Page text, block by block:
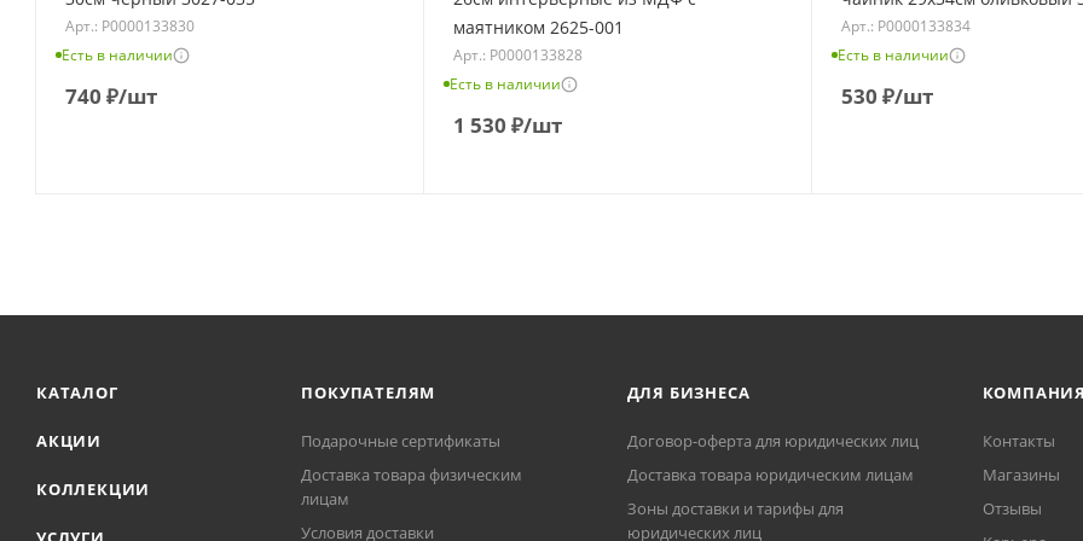
Арт.: Р0000133830
Есть в наличии
740 ₽/шт
маятником 2625-001
Арт.: Р0000133828
Есть в наличии
1 530 ₽/шт
Арт.: Р0000133834
Есть в наличии
530 ₽/шт
КАТАЛОГ
АКЦИИ
КОЛЛЕКЦИИ
ПОКУПАТЕЛЯМ
Подарочные сертификаты
Доставка товара физическим
лицам
Условия доставки
ДЛЯ БИЗНЕСА
Договор-оферта для юридических лиц
Доставка товара юридическим лицам
Зоны доставки и тарифы для
юридических лиц
КОМПАНИЯ
Контакты
Магазины
Отзывы